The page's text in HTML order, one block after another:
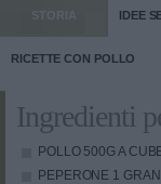
STORIA IDEE
RICETTE CON POLLO
Ingredienti
POLLO 500G A
PEPERONE 1